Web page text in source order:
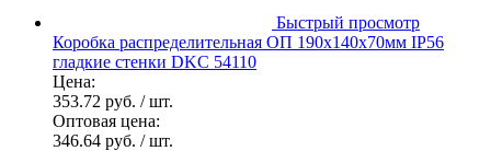
Быстрый просмотр
Коробка распределительная ОП 190х140х70мм IP56
гладкие стенки DKC 54110
Цена:
353.72 руб. / шт.
Оптовая цена:
346.64 руб. / шт.